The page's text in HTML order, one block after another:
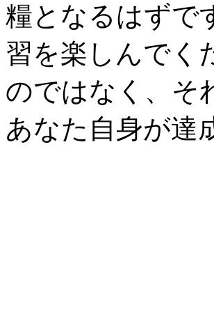
糧となるはずで
習を楽しんでく
のではなく、そ
あなた自身が達